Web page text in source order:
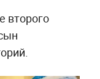
второго